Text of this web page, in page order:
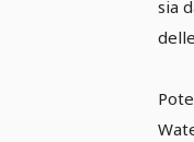
sia